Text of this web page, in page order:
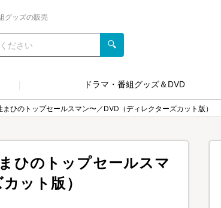
グッズの販売
ドラマ・番組グッズ＆DVD
ひのトップセールスマン〜／DVD（ディレクターズカット版）
ひのトップセールスマ
ット版）